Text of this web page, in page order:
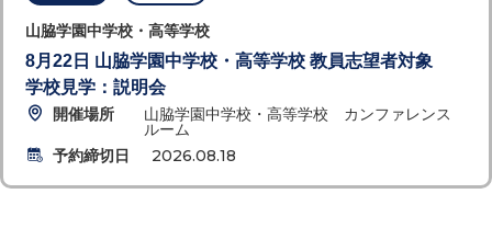
山脇学園中学校・高等学校
8月22日 山脇学園中学校・高等学校 教員志望者対象
学校見学：説明会
開催場所 山脇学園中学校・高等学校 カンファレンス
ルーム
予約締切日
2026.08.18